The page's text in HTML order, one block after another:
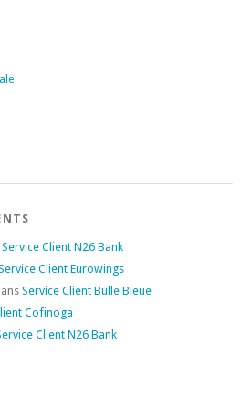
Service Client N26 Bank
Client Eurowings
Service Client Bulle Bleue
Cofinoga
Client N26 Bank